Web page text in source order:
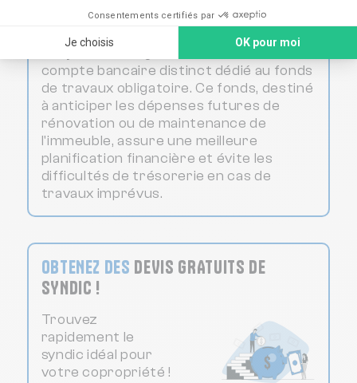
Consentements certifiés par
Je choisis OK pour moi
À savoir
Le syndic doit également ouvrir un
compte bancaire distinct dédié au fonds
de travaux obligatoire. Ce fonds, destiné
à anticiper les dépenses futures de
rénovation ou de maintenance de
l'immeuble, assure une meilleure
planification financière et évite les
difficultés de trésorerie en cas de
travaux imprévus.
OBTENEZ DES DEVIS GRATUITS DE
SYNDIC !
Trouvez
rapidement le
syndic idéal pour
votre copropriété !